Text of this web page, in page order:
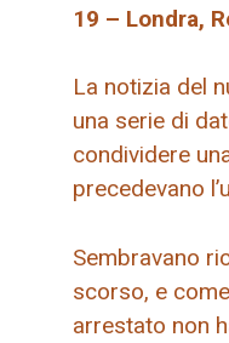
19 – Londra,
La notizia del
una serie di
condividere
precedevano
Sembravano
scorso, e
arrestato non